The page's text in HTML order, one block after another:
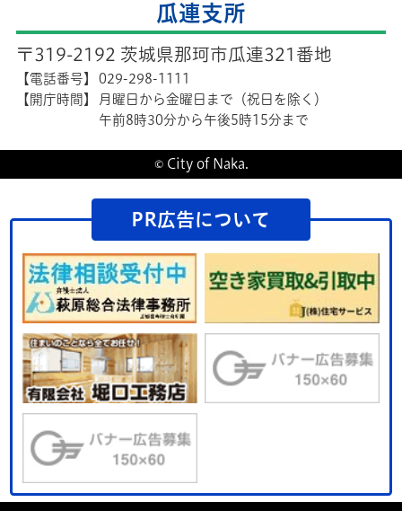
瓜連支所
〒319-2192 茨城県那珂市瓜連321番地
【電話番号】
029-298-1111
【開庁時間】
月曜日から金曜日まで（祝日を除く）
午前8時30分から午後5時15分まで
© City of Naka.
PR広告について